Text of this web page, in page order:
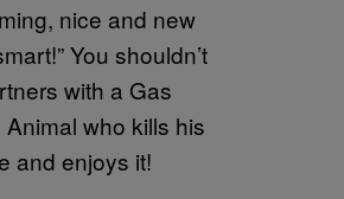
nice and new
You shouldn’t
with a Gas
Animal who kills his
and enjoys it!